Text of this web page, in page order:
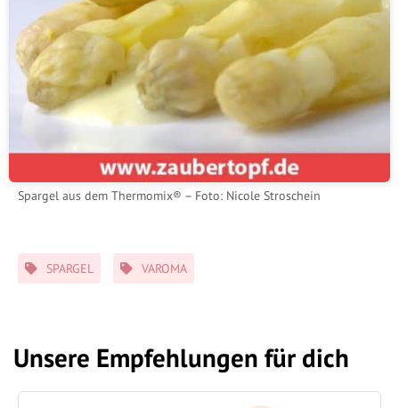
Spargel aus dem Thermomix® – Foto: Nicole Stroschein
Schlagwörter
SPARGEL VAROMA
Unsere Empfehlungen für dich